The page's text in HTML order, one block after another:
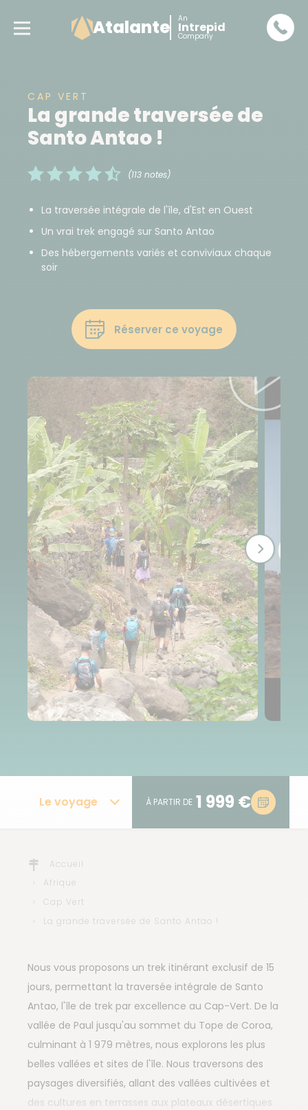
Atalante An
Intrepid
Company
CAP VERT
La grande traversée de
Santo Antao !
(113 notes)
La traversée intégrale de l'île, d'Est en Ouest
Un vrai trek engagé sur Santo Antao
Des hébergements variés et conviviaux chaque
soir
Réserver ce voyage
Le voyage À PARTIR DE 1 999 €
Accueil
Afrique
Cap Vert
La grande traversée de Santo Antao !
Nous vous proposons un trek itinérant exclusif de 15
jours, permettant la traversée intégrale de Santo
Antao, l'île de trek par excellence au Cap-Vert. De la
vallée de Paul jusqu'au sommet du Tope de Coroa,
culminant à 1 979 mètres, nous explorons les plus
belles vallées et sites de l'île. Nous traversons des
paysages diversifiés, allant des vallées cultivées et
des cultures en terrasses aux plateaux désertiques